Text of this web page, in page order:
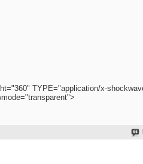
TYPE="application/x-